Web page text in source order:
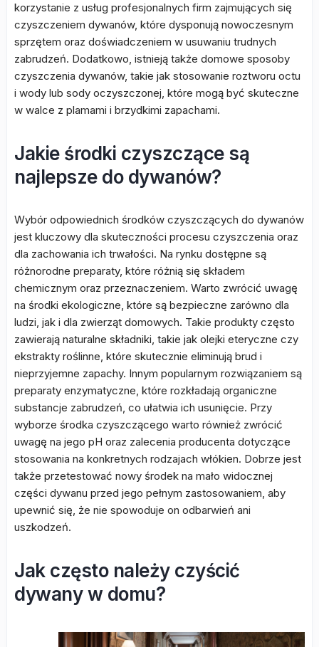
korzystanie z usług profesjonalnych firm zajmujących się
czyszczeniem dywanów, które dysponują nowoczesnym
sprzętem oraz doświadczeniem w usuwaniu trudnych
zabrudzeń. Dodatkowo, istnieją także domowe sposoby
czyszczenia dywanów, takie jak stosowanie roztworu octu
i wody lub sody oczyszczonej, które mogą być skuteczne
w walce z plamami i brzydkimi zapachami.
Jakie środki czyszczące są
najlepsze do dywanów?
Wybór odpowiednich środków czyszczących do dywanów
jest kluczowy dla skuteczności procesu czyszczenia oraz
dla zachowania ich trwałości. Na rynku dostępne są
różnorodne preparaty, które różnią się składem
chemicznym oraz przeznaczeniem. Warto zwrócić uwagę
na środki ekologiczne, które są bezpieczne zarówno dla
ludzi, jak i dla zwierząt domowych. Takie produkty często
zawierają naturalne składniki, takie jak olejki eteryczne czy
ekstrakty roślinne, które skutecznie eliminują brud i
nieprzyjemne zapachy. Innym popularnym rozwiązaniem są
preparaty enzymatyczne, które rozkładają organiczne
substancje zabrudzeń, co ułatwia ich usunięcie. Przy
wyborze środka czyszczącego warto również zwrócić
uwagę na jego pH oraz zalecenia producenta dotyczące
stosowania na konkretnych rodzajach włókien. Dobrze jest
także przetestować nowy środek na mało widocznej
części dywanu przed jego pełnym zastosowaniem, aby
upewnić się, że nie spowoduje on odbarwień ani
uszkodzeń.
Jak często należy czyścić
dywany w domu?